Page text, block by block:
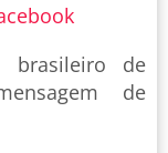
brasileiro de
de